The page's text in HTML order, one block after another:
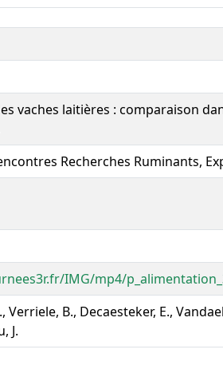
vaches laitières : comparaison
Recherches Ruminants,
IMG/mp4/
Verriele, B., Decaesteker, E.,
J.